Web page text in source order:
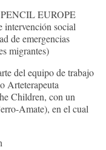
EUROPE
social
de emergencias
migrantes)
del equipo de trabajo
Arteterapeuta
Children, con un
Amate), en el cual